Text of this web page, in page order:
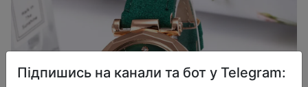
Підпишись на канали та бот у Telegram: